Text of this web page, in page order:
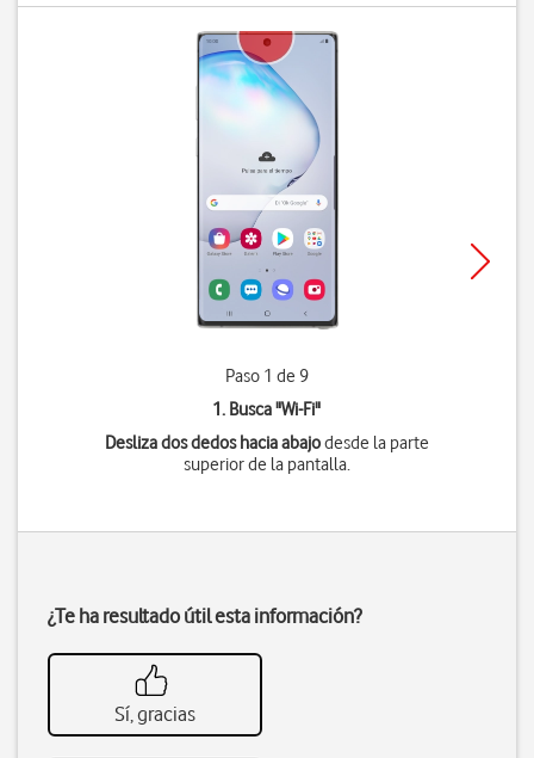
Paso 1 de 9
1. Busca "Wi-Fi"
Desliza dos dedos hacia abajodesde la parte
superior de la pantalla.
¿Te ha resultado útil esta información?
Sí, gracias